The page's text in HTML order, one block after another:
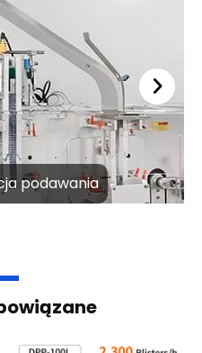
podawania